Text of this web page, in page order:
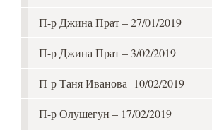
П-р Джина Прат – 27/01/2019
П-р Джина Прат – 3/02/2019
П-р Таня Иванова- 10/02/2019
П-р Олушегун – 17/02/2019